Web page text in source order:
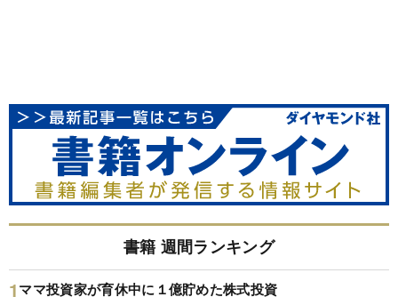
書籍 週間ランキング
ママ投資家が育休中に１億貯めた株式投資